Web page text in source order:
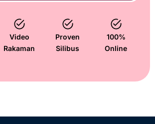
Video
Rakaman
Proven
Silibus
100%
Online